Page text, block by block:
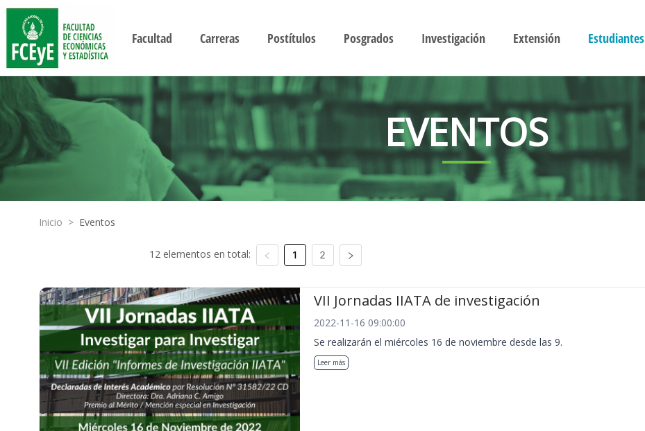
Facultad Carreras Postítulos Posgrados Investigación Extensión Estudiantes
EVENTOS
Inicio > Eventos
12 elementos en total: 1 2
VII Jornadas IIATA de investigación
2022-11-16 09:00:00
Se realizarán el miércoles 16 de noviembre desde las 9.
Leer más